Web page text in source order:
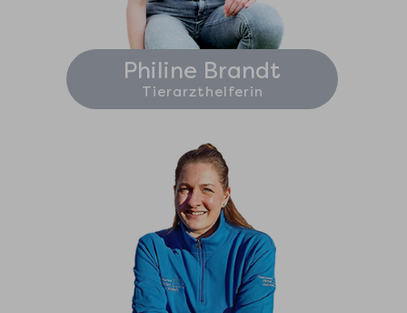
Philine Brandt
Tierarzthelferin